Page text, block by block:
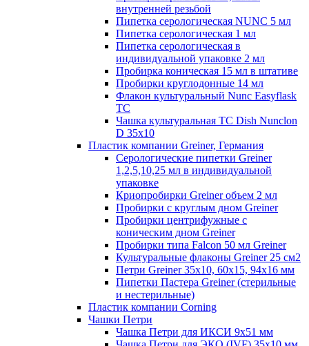
внутренней резьбой
Пипетка серологическая NUNC 5 мл
Пипетка серологическая 1 мл
Пипетка серологическая в
индивидуальной упаковке 2 мл
Пробирка коническая 15 мл в штативе
Пробирки круглодонные 14 мл
Флакон культуральный Nunc Easyflask
TC
Чашка культуральная TC Dish Nunclon
D 35x10
Пластик компании Greiner, Германия
Серологические пипетки Greiner
1,2,5,10,25 мл в индивидуальной
упаковке
Криопробирки Greiner объем 2 мл
Пробирки с круглым дном Greiner
Пробирки центрифужные с
коническим дном Greiner
Пробирки типа Falcon 50 мл Greiner
Культуральные флаконы Greiner 25 см2
Петри Greiner 35х10, 60х15, 94х16 мм
Пипетки Пастера Greiner (стерильные
и нестерильные)
Пластик компании Corning
Чашки Петри
Чашка Петри для ИКСИ 9x51 мм